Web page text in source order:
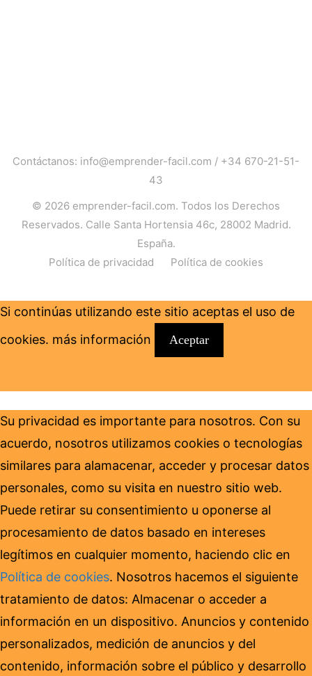
Contáctanos: info@emprender-facil.com / +34 670-21-51-
43
© 2026 emprender-facil.com. Todos los Derechos
Reservados. Calle Santa Hortensia 46c, 28002 Madrid.
España.
Política de privacidad
Política de cookies
Si continúas utilizando este sitio aceptas el uso de
cookies. más información Aceptar
Su privacidad es importante para nosotros. Con su
acuerdo, nosotros utilizamos cookies o tecnologías
similares para alamacenar, acceder y procesar datos
personales, como su visita en nuestro sitio web.
Puede retirar su consentimiento u oponerse al
procesamiento de datos basado en intereses
legítimos en cualquier momento, haciendo clic en
Política de cookies. Nosotros hacemos el siguiente
tratamiento de datos: Almacenar o acceder a
información en un dispositivo. Anuncios y contenido
personalizados, medición de anuncios y del
contenido, información sobre el público y desarrollo